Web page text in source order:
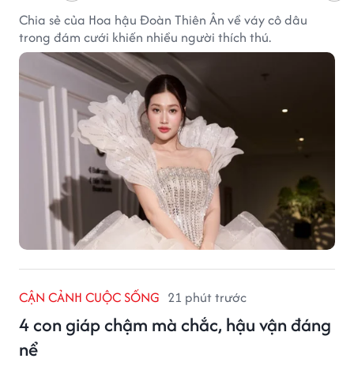
Chia sẻ của Hoa hậu Đoàn Thiên Ân về váy cô dâu
trong đám cưới khiến nhiều người thích thú.
CẬN CẢNH CUỘC SỐNG 21 phút trước
4 con giáp chậm mà chắc, hậu vận đáng
nể